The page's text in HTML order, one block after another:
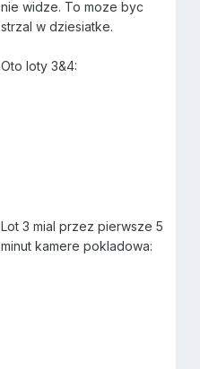
nie widze. To moze byc
strzal w dziesiatke.
Oto loty 3&4:
Lot 3 mial przez pierwsze 5
minut kamere pokladowa: